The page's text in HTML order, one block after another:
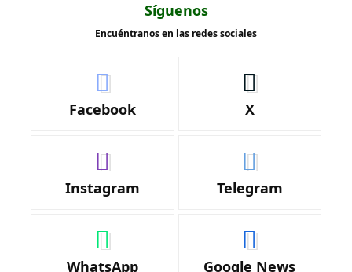
Síguenos
Encuéntranos en las redes sociales
Facebook X
Instagram Telegram
WhatsApp Google News